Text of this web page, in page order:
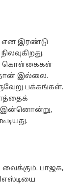
என இரண்டு
கொள்கைகள்
இல்லை.
பக்கங்கள்.
இன்னொன்று,
பாஜக,